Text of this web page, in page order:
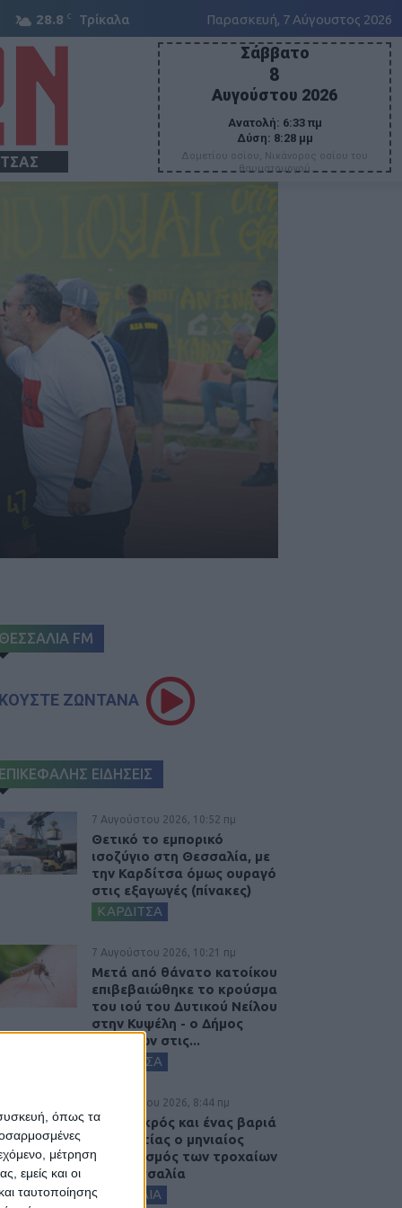
όπως τα
μέτρηση
εμείς και οι
ταυτοποίησης
28.8 C Τρίκαλα Παρασκευή, 7 Αύγουστος 2026
Σάββατο
8
Αυγούστου 2026
Ανατολή: 6:33 πμ
Δύση: 8:28 μμ
Δομετίου οσίου, Νικάνορος οσίου του
θαυματουργού
ΘΕΣΣΑΛΙΑ FM
ΖΩΝΤΑΝΑ
ΕΠΙΚΕΦΑΛΗΣ ΕΙΔΗΣΕΙΣ
7 Αυγούστου 2026, 10:52 πμ
Θετικό το εμπορικό
ισοζύγιο στη Θεσσαλία, με
την Καρδίτσα όμως ουραγό
στις εξαγωγές (πίνακες)
ΚΑΡΔΙΤΣΑ
7 Αυγούστου 2026, 10:21 πμ
Μετά από θάνατο κατοίκου
επιβεβαιώθηκε το κρούσμα
του ιού του Δυτικού Νείλου
στην Κυψέλη - ο Δήμος
Σοφάδων στις...
ΚΑΡΔΙΤΣΑ
7 Αυγούστου 2026, 8:44 πμ
Ένας νεκρός και ένας βαριά
τραυματίας ο μηνιαίος
απολογισμός των τροχαίων
στη Θεσσαλία
ΘΕΣΣΑΛΙΑ